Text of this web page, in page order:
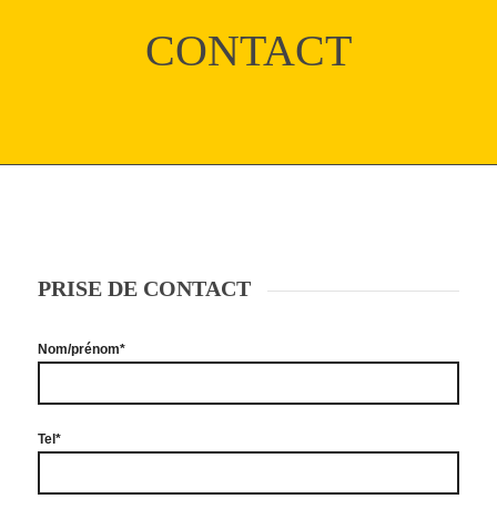
CONTACT
PRISE DE CONTACT
Nom/prénom*
Tel*